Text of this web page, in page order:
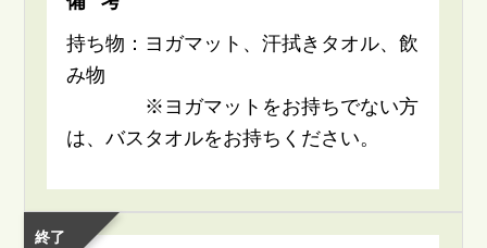
持ち物：ヨガマット、汗拭きタオル、飲
み物
※ヨガマットをお持ちでない方
は、バスタオルをお持ちください。
終了